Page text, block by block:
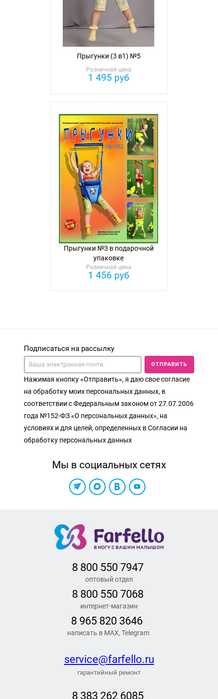
Прыгунки (3 в1) №5
Розничная цена
1 495 руб
Прыгунки №3 в подарочной
упаковке
Розничная цена
1 456 руб
Подписаться на рассылку
ОТПРАВИТЬ
Нажимая кнопку «Отправить», я даю свое согласие
на обработку моих персональных данных, в
соответствии с Федеральным законом от 27.07.2006
года №152-ФЗ «О персональных данных», на
условиях и для целей, определенных в Согласии на
обработку персональных данных
Мы в социальных сетях
8 800 550 7947
оптовый отдел
8 800 550 7068
интернет-магазин
8 965 820 3646
написать в MAX, Telegram
service@farfello.ru
гарантийный ремонт
8 383 262 6085